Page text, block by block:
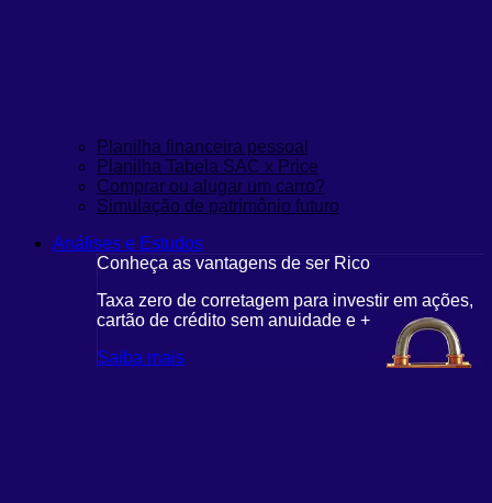
Planilha financeira pessoal
Planilha Tabela SAC x Price
Comprar ou alugar um carro?
Simulação de patrimônio futuro
Análises e Estudos
Conheça as vantagens de ser Rico
Taxa zero de corretagem para investir em ações,
cartão de crédito sem anuidade e +
Saiba mais